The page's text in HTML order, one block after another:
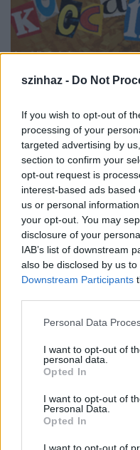
szinhaz - Do Not
If you wish to opt-out of
processing of your
targeted advertising by
section to confirm your
opt-out request is
interest-based ads
us or personal
your opt-out. You may
disclosure of your
IAB’s list of downstream
also be disclosed by us
Downstream Participants
Please note that this
not limited to your visit or
grant or deny consent to
use your data for below
consent section.
Personal Data
I want to opt-out of
personal data.
Opted In
I want to opt-out of
Personal Data.
Opted In
I want to opt-out of
Koccanás
szinhazhu•2009. április 24.
A Koccanás, egy
történés
valamennyiünk
csak éppen - a
minden elszabadul,
hagymázassá válik
pillanataiban is